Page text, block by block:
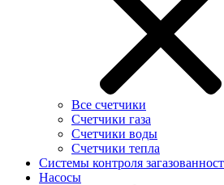
Все счетчики
Счетчики газа
Счетчики воды
Счетчики тепла
Системы контроля
Насосы